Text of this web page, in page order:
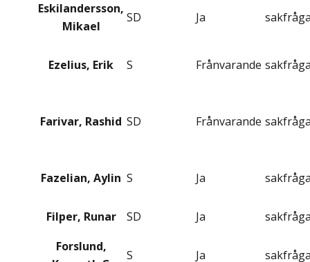
Eskilandersson,
Mikael
SD Ja
Ezelius, Erik S Frånvarande
Farivar, Rashid SD Frånvarande
Fazelian, Aylin S Ja
Filper, Runar SD Ja
Forslund,
S Ja